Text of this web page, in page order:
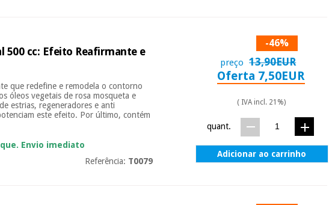
500 cc: Efeito Reafirmante e
que redefine e remodela o contorno
óleos vegetais de rosa mosqueta e
estrias, regeneradores e anti
este efeito. Por último, contém
Envio imediato
Referência: T0079
-46%
preço 13,90EUR
Oferta 7,50EUR
( IVA incl. 21%)
quant.
Adicionar ao carrinho